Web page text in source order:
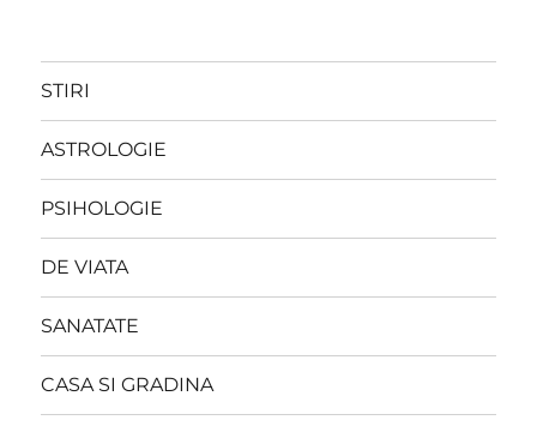
STIRI
ASTROLOGIE
PSIHOLOGIE
DE VIATA
SANATATE
CASA SI GRADINA